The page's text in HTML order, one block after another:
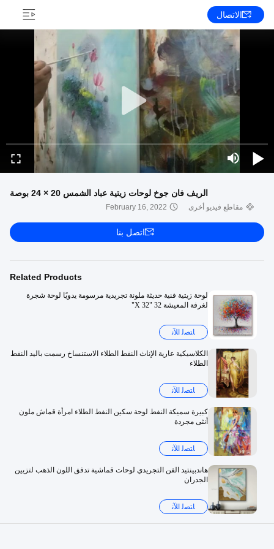
الاتصال
الريف فان جوخ لوحات زيتية عباد الشمس 20 × 24 بوصة
مقاطع فيديو أخرى February 16, 2022
اتصل بنا
Related Products
لوحة زيتية فنية حديثة ملونة تجريدية مرسومة يدويًا لوحة شجرة
لغرفة المعيشة 32 "X 32"
ﺎﺘﺼﻟ ﺍﻶﻧ
الكلاسيكية عارية الإناث النفط الطلاء الاستنساخ رسمت باليد النفط
الطلاء
ﺎﺘﺼﻟ ﺍﻶﻧ
كبيرة سميكة النفط لوحة سكين النفط الطلاء امرأة قماش ملون
أنثى مجردة
ﺎﺘﺼﻟ ﺍﻶﻧ
هاندبينتيد الفن التجريدي لوحات قماشية تدفق اللون الذهب لتزيين
الجدران
ﺎﺘﺼﻟ ﺍﻶﻧ